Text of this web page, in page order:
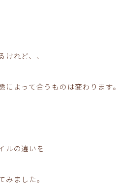
けれど、、
によって合うものは変わります。
ルの違いを
みました。